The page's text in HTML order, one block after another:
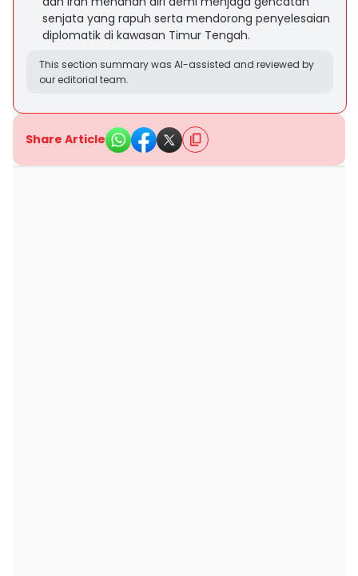
senjata yang rapuh serta mendorong penyelesaian
diplomatik di kawasan Timur Tengah.
This section summary was AI-assisted and reviewed by
our editorial team.
Share Article